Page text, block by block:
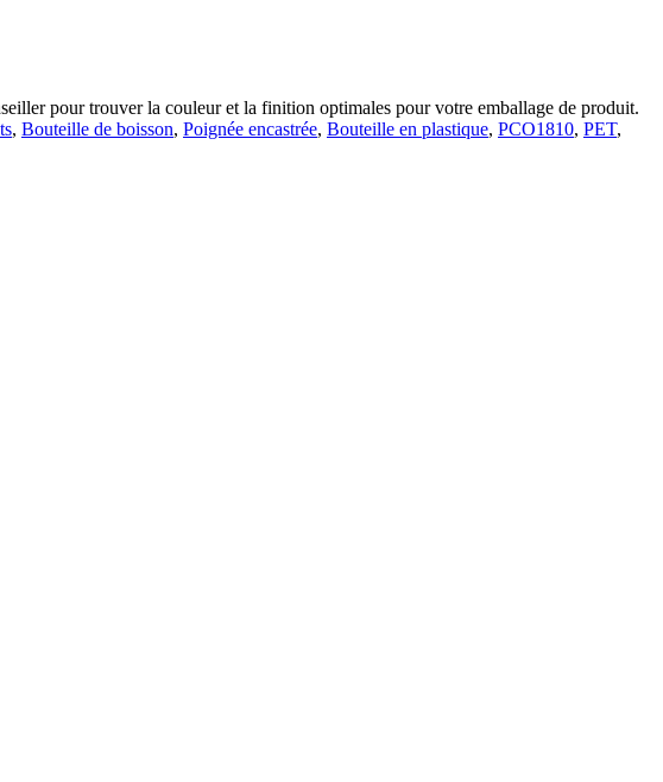
pour trouver la couleur et la finition optimales pour votre emballage de produit.
, Bouteille de boisson, Poignée encastrée, Bouteille en plastique, PCO1810, PET,